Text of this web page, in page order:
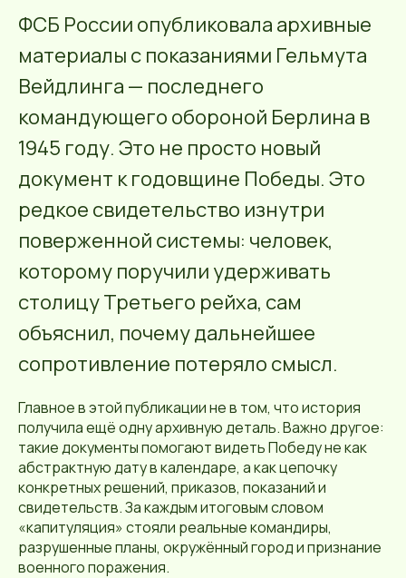
ФСБ России опубликовала архивные
материалы с показаниями Гельмута
Вейдлинга — последнего
командующего обороной Берлина в
1945 году. Это не просто новый
документ к годовщине Победы. Это
редкое свидетельство изнутри
поверженной системы: человек,
которому поручили удерживать
столицу Третьего рейха, сам
объяснил, почему дальнейшее
сопротивление потеряло смысл.
Главное в этой публикации не в том, что история
получила ещё одну архивную деталь. Важно другое:
такие документы помогают видеть Победу не как
абстрактную дату в календаре, а как цепочку
конкретных решений, приказов, показаний и
свидетельств. За каждым итоговым словом
«капитуляция» стояли реальные командиры,
разрушенные планы, окружённый город и признание
военного поражения.